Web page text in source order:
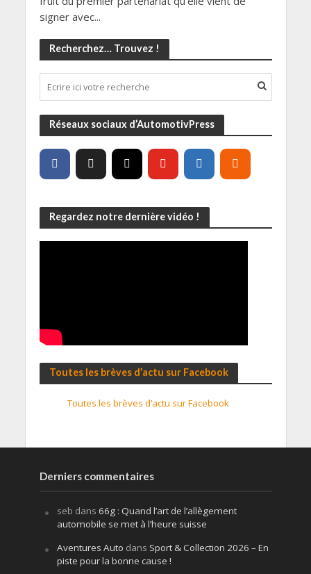
signer avec...
Recherchez… Trouvez !
Réseaux sociaux d’AutomotivPress
Regardez notre dernière vidéo !
Toutes les brèves d’actu sur Facebook
Toutes les brèves d’actu sur Facebook
Derniers commentaires
seb dans 66g : Quand l’art de l’allègement
automobile se met à l’heure suisse
Aventures Auto dans Sport & Collection 2026 – En
piste pour la bonne cause !